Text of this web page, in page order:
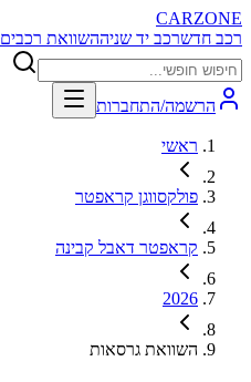
CARZONE
רכב חדשרכב יד שניההשוואת רכבים
הרשמה/התחברות
ראשי
פולקסווגן קראפטר
קראפטר דאבל קבינה
2026
השוואת גרסאות